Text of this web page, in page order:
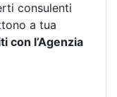
consulenti
a tua
con l’Agenzia